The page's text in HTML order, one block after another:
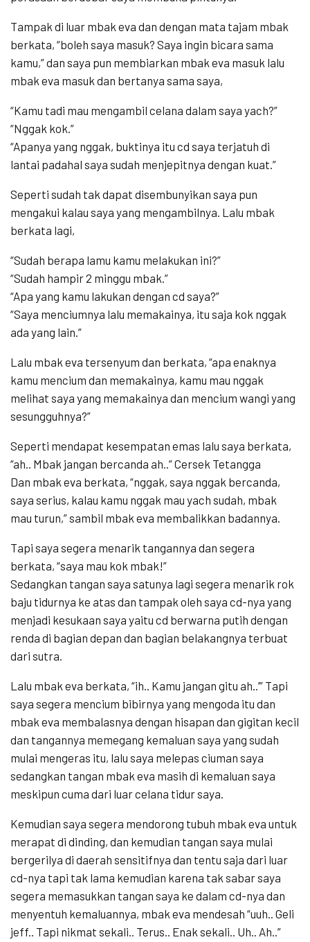
Tampak di luar mbak eva dan dengan mata tajam mbak
berkata, “boleh saya masuk? Saya ingin bicara sama
kamu,” dan saya pun membiarkan mbak eva masuk lalu
mbak eva masuk dan bertanya sama saya,
“Kamu tadi mau mengambil celana dalam saya yach?”
“Nggak kok.”
“Apanya yang nggak, buktinya itu cd saya terjatuh di
lantai padahal saya sudah menjepitnya dengan kuat.”
Seperti sudah tak dapat disembunyikan saya pun
mengakui kalau saya yang mengambilnya. Lalu mbak
berkata lagi,
“Sudah berapa lamu kamu melakukan ini?”
“Sudah hampir 2 minggu mbak.”
“Apa yang kamu lakukan dengan cd saya?”
“Saya menciumnya lalu memakainya, itu saja kok nggak
ada yang lain.”
Lalu mbak eva tersenyum dan berkata, “apa enaknya
kamu mencium dan memakainya, kamu mau nggak
melihat saya yang memakainya dan mencium wangi yang
sesungguhnya?”
Seperti mendapat kesempatan emas lalu saya berkata,
“ah.. Mbak jangan bercanda ah..” Cersek Tetangga
Dan mbak eva berkata, “nggak, saya nggak bercanda,
saya serius, kalau kamu nggak mau yach sudah, mbak
mau turun,” sambil mbak eva membalikkan badannya.
Tapi saya segera menarik tangannya dan segera
berkata, “saya mau kok mbak!”
Sedangkan tangan saya satunya lagi segera menarik rok
baju tidurnya ke atas dan tampak oleh saya cd-nya yang
menjadi kesukaan saya yaitu cd berwarna putih dengan
renda di bagian depan dan bagian belakangnya terbuat
dari sutra.
Lalu mbak eva berkata, “ih.. Kamu jangan gitu ah..’” Tapi
saya segera mencium bibirnya yang mengoda itu dan
mbak eva membalasnya dengan hisapan dan gigitan kecil
dan tangannya memegang kemaluan saya yang sudah
mulai mengeras itu, lalu saya melepas ciuman saya
sedangkan tangan mbak eva masih di kemaluan saya
meskipun cuma dari luar celana tidur saya.
Kemudian saya segera mendorong tubuh mbak eva untuk
merapat di dinding, dan kemudian tangan saya mulai
bergerilya di daerah sensitifnya dan tentu saja dari luar
cd-nya tapi tak lama kemudian karena tak sabar saya
segera memasukkan tangan saya ke dalam cd-nya dan
menyentuh kemaluannya, mbak eva mendesah “uuh.. Geli
jeff.. Tapi nikmat sekali.. Terus.. Enak sekali.. Uh.. Ah..”